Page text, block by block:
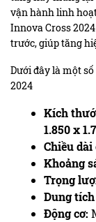
vận hành linh
Innova Cross
trước, giúp tăng
Dưới đây là một
2024
Kích
1.850 x
Chiều dài
Khoảng
Trọng
Dung
Động cơ: